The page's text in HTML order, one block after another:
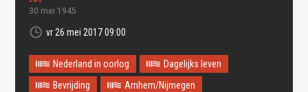
30 mei 1945
vr 26 mei 2017 09:00
Nederland in oorlog
Dagelijks leven
Bevrijding
Arnhem/Nijmegen